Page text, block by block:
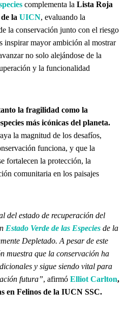
complementa la Lista Roja
la UICN, evaluando la
la conservación junto con el riesgo
inspirar mayor ambición al mostrar
no solo alejándose de la
y la funcionalidad
la fragilidad como la
más icónicas del planeta.
la magnitud de los desafíos,
funciona, y que la
fortalecen la protección, la
comunitaria en los paisajes
del estado de recuperación del
Estado Verde de las Especies de la
Depletado. A pesar de este
muestra que la conservación ha
y sigue siendo vital para
futura”, afirmó Elliot Carlton,
en Felinos de la IUCN SSC.